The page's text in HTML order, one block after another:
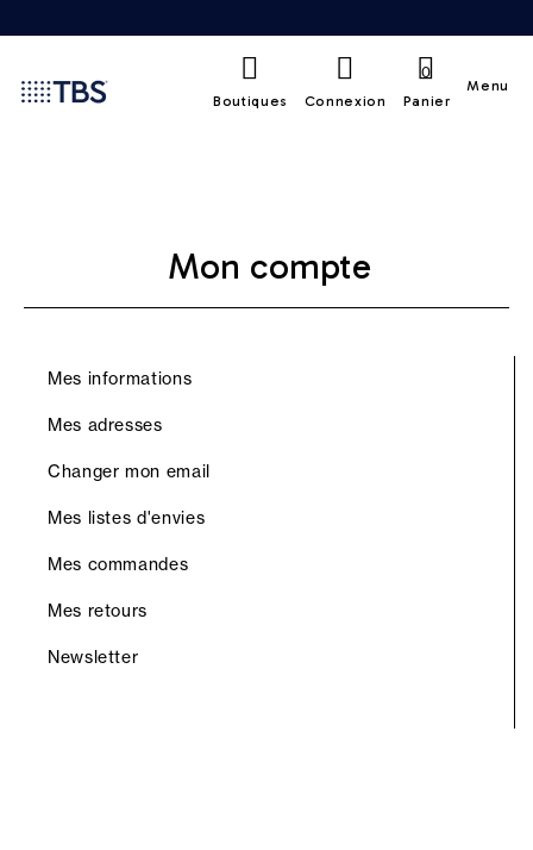
Boutiques Connexion Panier
0
Menu
Mon compte
Mes informations
Mes adresses
Changer mon email
Mes listes d'envies
Mes commandes
Mes retours
Newsletter